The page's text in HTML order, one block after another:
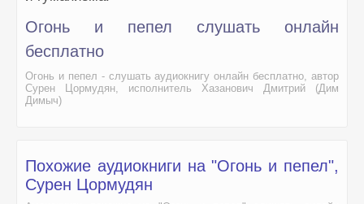
Огонь и пепел слушать онлайн
бесплатно
Огонь и пепел - слушать аудиокнигу онлайн бесплатно, автор
Сурен Цормудян, исполнитель Хазанович Дмитрий (Дим
Димыч)
Похожие аудиокниги на "Огонь и пепел",
Сурен Цормудян